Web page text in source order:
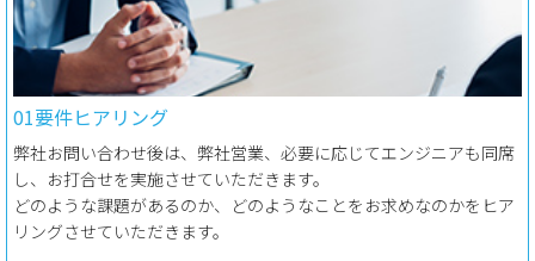
01要件ヒアリング
弊社お問い合わせ後は、弊社営業、必要に応じてエンジニアも同席
し、お打合せを実施させていただきます。
どのような課題があるのか、どのようなことをお求めなのかをヒア
リングさせていただきます。